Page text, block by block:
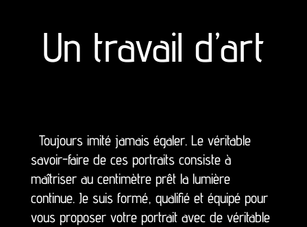
Un travail d’art
Toujours imité jamais égaler. Le véritable
savoir-faire de ces portraits consiste à
maîtriser au centimètre prêt la lumière
continue. Je suis formé, qualifié et équipé pour
vous proposer votre portrait avec de véritable